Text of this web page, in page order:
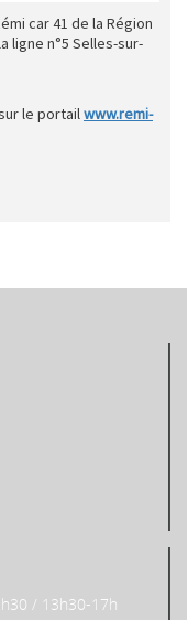
car 41 de la Région
ligne n°5 Selles-sur-
le portailwww.remi-
/ 13h30-17h